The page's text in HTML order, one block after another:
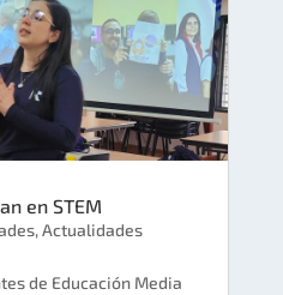
en STEM
,Actualidades
de Educación Media